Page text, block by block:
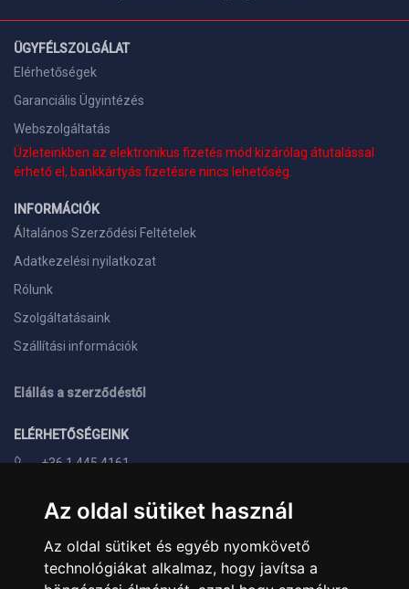
Az oldal sütiket használ
Az oldal sütiket és egyéb nyomkövető
technológiákat alkalmaz, hogy javítsa a
ÜGYFÉLSZOLGÁLAT
Elérhetőségek
Garanciális Ügyintézés
Webszolgáltatás
Üzleteinkben az elektronikus fizetés mód kizárólag átutalással
érhető el, bankkártyás fizetésre nincs lehetőség.
INFORMÁCIÓK
Általános Szerződési Feltételek
Adatkezelési nyilatkozat
Rólunk
Szolgáltatásaink
Szállítási információk
Elállás a szerződéstől
ELÉRHETŐSÉGEINK
+36 1 445 4161
info@landcomputer.hu
1148 Budapest, Nagy Lajos király útja 24.
Nyitvatartás és kapcsolat